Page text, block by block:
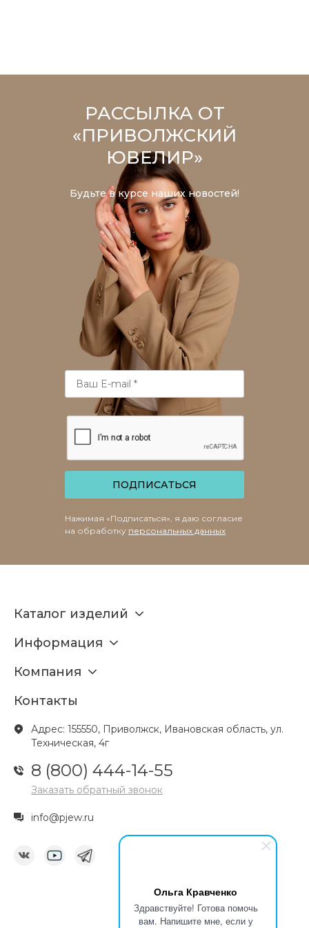
Ольга Кравченко
Здравствуйте! Готова помочь
вам. Напишите мне, если у
РАССЫЛКА ОТ
«ПРИВОЛЖСКИЙ
ЮВЕЛИР»
Будьте в курсе наших новостей!
ПОДПИСАТЬСЯ
Нажимая «Подписаться», я даю согласие
на обработку персональных данных
Каталог изделий
Информация
Компания
Контакты
Адрес: 155550, Приволжск, Ивановская область, ул.
Техническая, 4г
8 (800) 444-14-55
Заказать обратный звонок
info@pjew.ru